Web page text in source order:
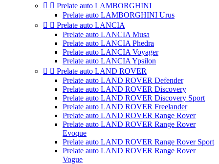
  Prelate auto LAMBORGHINI
Prelate auto LAMBORGHINI Urus
  Prelate auto LANCIA
Prelate auto LANCIA Musa
Prelate auto LANCIA Phedra
Prelate auto LANCIA Voyager
Prelate auto LANCIA Ypsilon
  Prelate auto LAND ROVER
Prelate auto LAND ROVER Defender
Prelate auto LAND ROVER Discovery
Prelate auto LAND ROVER Discovery Sport
Prelate auto LAND ROVER Freelander
Prelate auto LAND ROVER Range Rover
Prelate auto LAND ROVER Range Rover
Evoque
Prelate auto LAND ROVER Range Rover Sport
Prelate auto LAND ROVER Range Rover
Vogue